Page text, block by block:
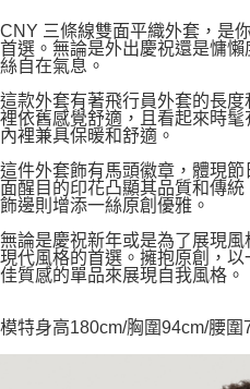
CNY 三條線雙面平織外套，是
首選。無論是外出慶祝還是慵
絲自在氣息。
這款外套有著飛行員外套的長
裡依舊感覺舒適，且看起來時
內裡兼具保暖和舒適。
這件外套飾有馬頭徽章，體現
面醒目的印花凸顯其品質和傳
飾邊則增添一絲原創優雅。
無論是慶祝新年或是為了展現
現代風格的首選。擁抱原創，
佳質感的單品來展現自我風格。
模特身高180cm/胸圍94cm/腰圍